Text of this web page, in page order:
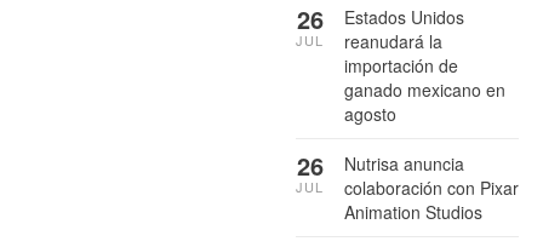
Estados Unidos
reanudará la
importación de
ganado mexicano en
agosto
26
JUL
Nutrisa anuncia
colaboración con Pixar
Animation Studios
26
JUL